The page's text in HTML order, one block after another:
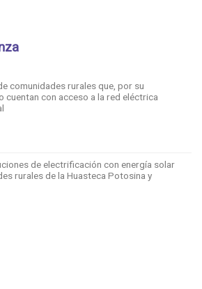
comunidades rurales que, por su
cuentan con acceso a la red eléctrica
de electrificación con energía solar
rurales de la Huasteca Potosina y